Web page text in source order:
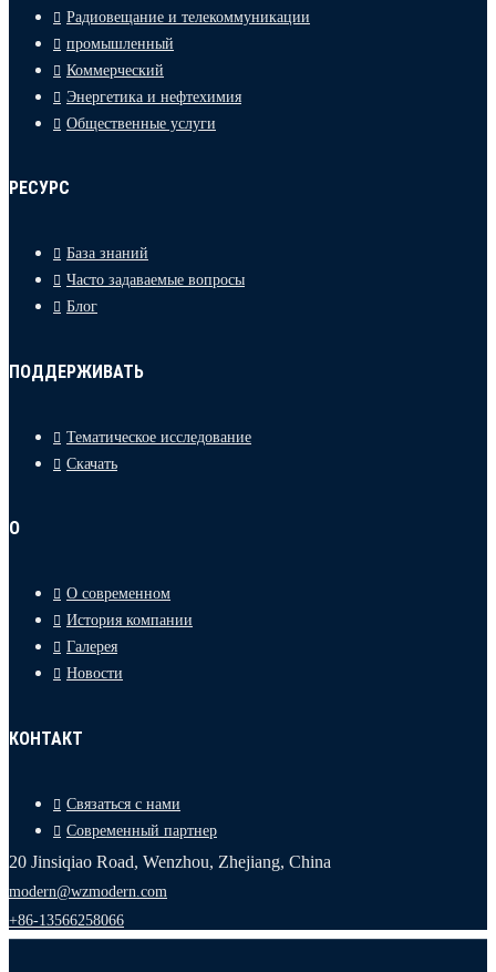
Радиовещание и телекоммуникации
промышленный
Коммерческий
Энергетика и нефтехимия
Общественные услуги
РЕСУРС
База знаний
Часто задаваемые вопросы
Блог
ПОДДЕРЖИВАТЬ
Тематическое исследование
Скачать
О
О современном
История компании
Галерея
Новости
КОНТАКТ
Связаться с нами
Современный партнер
20 Jinsiqiao Road, Wenzhou, Zhejiang, China
modern@wzmodern.com
+86-13566258066